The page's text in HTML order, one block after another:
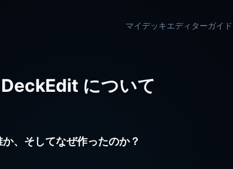
マイデッキエディターガイド
DeckEdit について
、そしてなぜ作ったのか？